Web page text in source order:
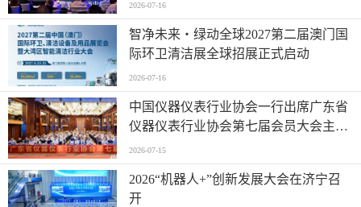
2026-07-16
智净未来・绿动全球2027第二届澳门国
际环卫清洁展全球招展正式启动
2026-07-16
中国仪器仪表行业协会一行出席广东省
仪器仪表行业协会第七届会员大会主题
活动并进行走访交流
2026-07-15
2026“机器人+”创新发展大会在济宁召
开